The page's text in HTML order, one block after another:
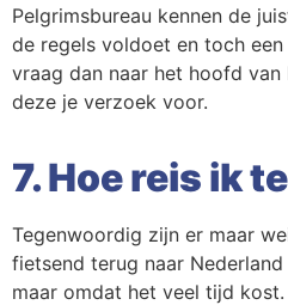
Pelgrimsbureau kennen de
de regels voldoet en toch
vraag dan naar het hoofd
deze je verzoek voor.
7. Hoe reis ik
Tegenwoordig zijn er maar
fietsend terug naar
maar omdat het veel tijd